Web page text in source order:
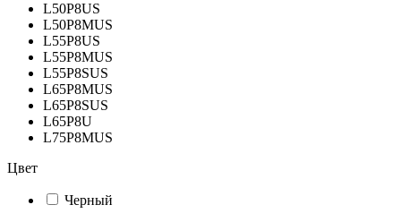
L50P8US
L50P8MUS
L55P8US
L55P8MUS
L55P8SUS
L65P8MUS
L65P8SUS
L65P8U
L75P8MUS
Цвет
Черный